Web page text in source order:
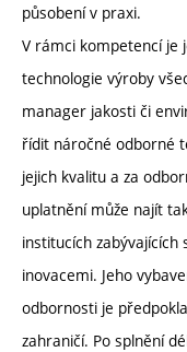
působení v praxi.
V rámci kompetencí je
technologie výroby
manager jakosti či
řídit náročné odborné
jejich kvalitu a za
uplatnění může najít
institucích zabývajících
inovacemi. Jeho
odbornosti je
zahraničí. Po splnění